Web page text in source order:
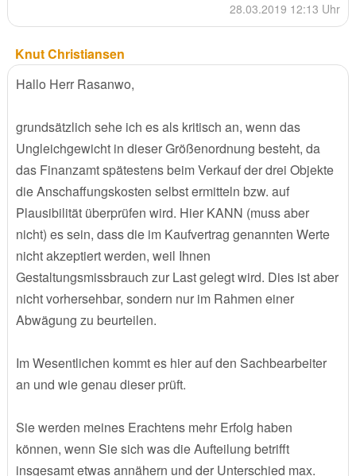
28.03.2019 12:13 Uhr
Knut Christiansen
Hallo Herr Rasanwo,
grundsätzlich sehe ich es als kritisch an, wenn das
Ungleichgewicht in dieser Größenordnung besteht, da
das Finanzamt spätestens beim Verkauf der drei Objekte
die Anschaffungskosten selbst ermitteln bzw. auf
Plausibilität überprüfen wird. Hier KANN (muss aber
nicht) es sein, dass die im Kaufvertrag genannten Werte
nicht akzeptiert werden, weil Ihnen
Gestaltungsmissbrauch zur Last gelegt wird. Dies ist aber
nicht vorhersehbar, sondern nur im Rahmen einer
Abwägung zu beurteilen.
Im Wesentlichen kommt es hier auf den Sachbearbeiter
an und wie genau dieser prüft.
Sie werden meines Erachtens mehr Erfolg haben
können, wenn Sie sich was die Aufteilung betrifft
insgesamt etwas annähern und der Unterschied max.